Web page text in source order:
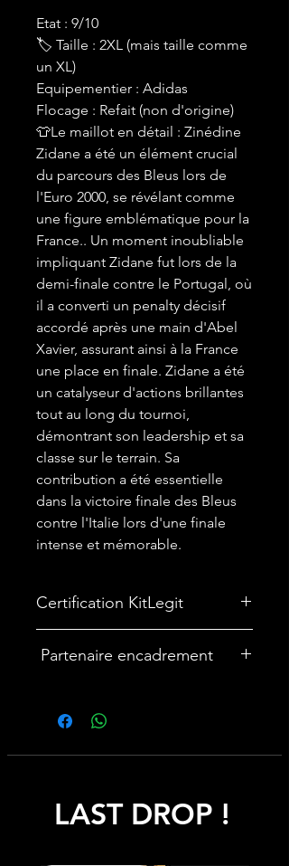
Etat : 9/10
🏷 Taille : 2XL (mais taille comme
un XL)
Equipementier : Adidas
Flocage : Refait (non d'origine)
👕Le maillot en détail : Zinédine
Zidane a été un élément crucial
du parcours des Bleus lors de
l'Euro 2000, se révélant comme
une figure emblématique pour la
France.. Un moment inoubliable
impliquant Zidane fut lors de la
demi-finale contre le Portugal, où
il a converti un penalty décisif
accordé après une main d'Abel
Xavier, assurant ainsi à la France
une place en finale. Zidane a été
un catalyseur d'actions brillantes
tout au long du tournoi,
démontrant son leadership et sa
classe sur le terrain. Sa
contribution a été essentielle
dans la victoire finale des Bleus
contre l'Italie lors d'une finale
intense et mémorable.
Certification KitLegit
Partenaire encadrement
🎨Vous souhaitez encadrer votre
maillot ? Nous avons un partenariat
My Goat propose des cadres pour
maillot de foot personnalisables avec
rapidement et facilement pour un
LAST DROP !